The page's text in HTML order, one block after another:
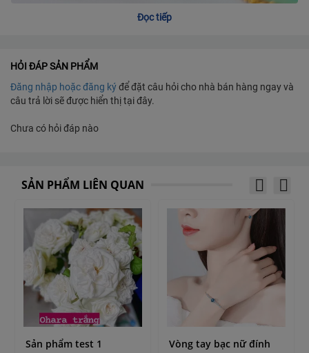
Đọc tiếp
HỎI ĐÁP SẢN PHẨM
Đăng nhập hoặc đăng kýđể đặt câu hỏi cho nhà bán hàng ngay và
câu trả lời sẽ được hiển thị tại đây.
Chưa có hỏi đáp nào
SẢN PHẨM LIÊN QUAN
Sản phẩm test 1 Vòng tay bạc nữ đính